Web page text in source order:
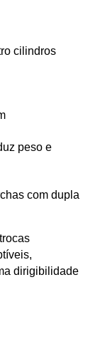
cilindros
peso e
com dupla
dirigibilidade